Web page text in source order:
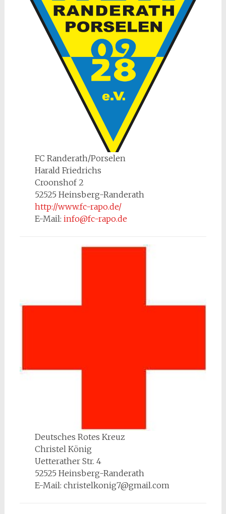
FC Randerath/Porselen
Harald Friedrichs
Croonshof 2
52525 Heinsberg-Randerath
http://www.fc-rapo.de/
E-Mail: info@fc-rapo.de
Deutsches Rotes Kreuz
Christel König
Uetterather Str. 4
52525 Heinsberg-Randerath
E-Mail: christelkonig7@gmail.com